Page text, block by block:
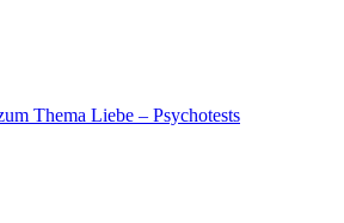
Thema Liebe – Psychotests